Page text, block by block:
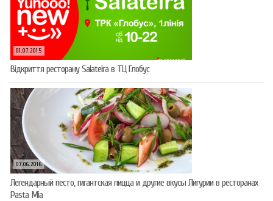
01.07.2015
Відкриття ресторану Salateirа в ТЦ Глобус
07.06.2016
Легендарный песто, гигантская пицца и другие вкусы Лигурии в ресторанах
Pasta Mia